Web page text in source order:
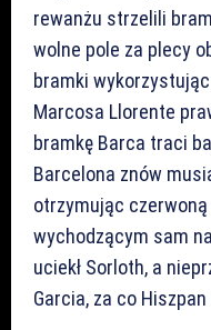
rewanżu strzelili
wolne pole za plecy
bramki
Marcosa Llorente
bramkę Barca traci
Barcelona znów
otrzymując
wychodzącym sam
uciekł Sorloth, a
Garcia, za co